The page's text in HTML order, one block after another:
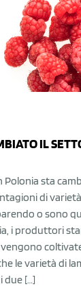
IL
sta
di
o sono
i produttori
le varietà di
due […]